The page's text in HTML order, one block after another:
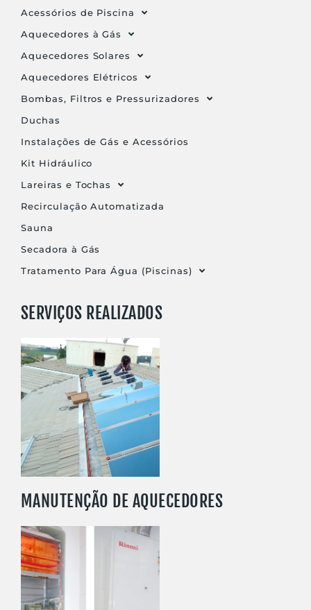
Acessórios de Piscina
Aquecedores à Gás
Aquecedores Solares
Aquecedores Elétricos
Bombas, Filtros e Pressurizadores
Duchas
Instalações de Gás e Acessórios
Kit Hidráulico
Lareiras e Tochas
Recirculação Automatizada
Sauna
Secadora à Gás
Tratamento Para Água (Piscinas)
SERVIÇOS REALIZADOS
SAIBA MAIS
MANUTENÇÃO DE AQUECEDORES